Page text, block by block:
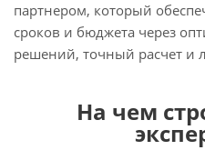
партнером, который
сроков и бюджета через
решений, точный расчет и
На чем